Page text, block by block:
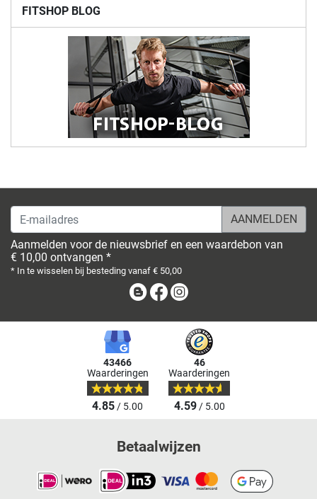
FITSHOP BLOG
E-mailadres
Aanmelden voor de nieuwsbrief en een waardebon van
€ 10,00 ontvangen *
* In te wisselen bij besteding vanaf € 50,00
BlogFacebook
43466
Waarderingen
4.85/ 5.00
46
Waarderingen
4.59/ 5.00
Betaalwijzen